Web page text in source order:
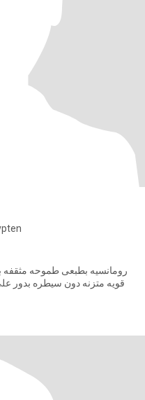
رومانسيه بطبعى طموحه مثقفه
قويه متزنه دون سيطره بدور